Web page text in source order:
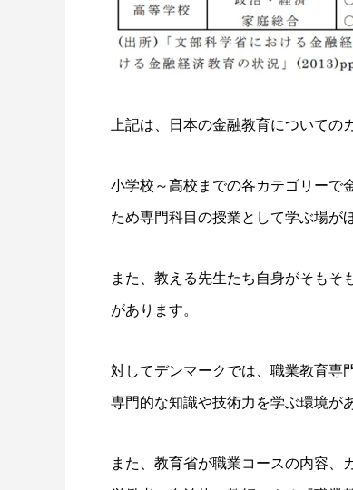
上記は、日本の金融教育についての
小学校～高校までの各カテゴリーで
ため専門科目の授業として学ぶ場が
また、教える先生たち自身がそもそ
があります。
対してデンマークでは、職業教育専
専門的な知識や技術力を学ぶ環境が
また、教育省が職業コースの内容、